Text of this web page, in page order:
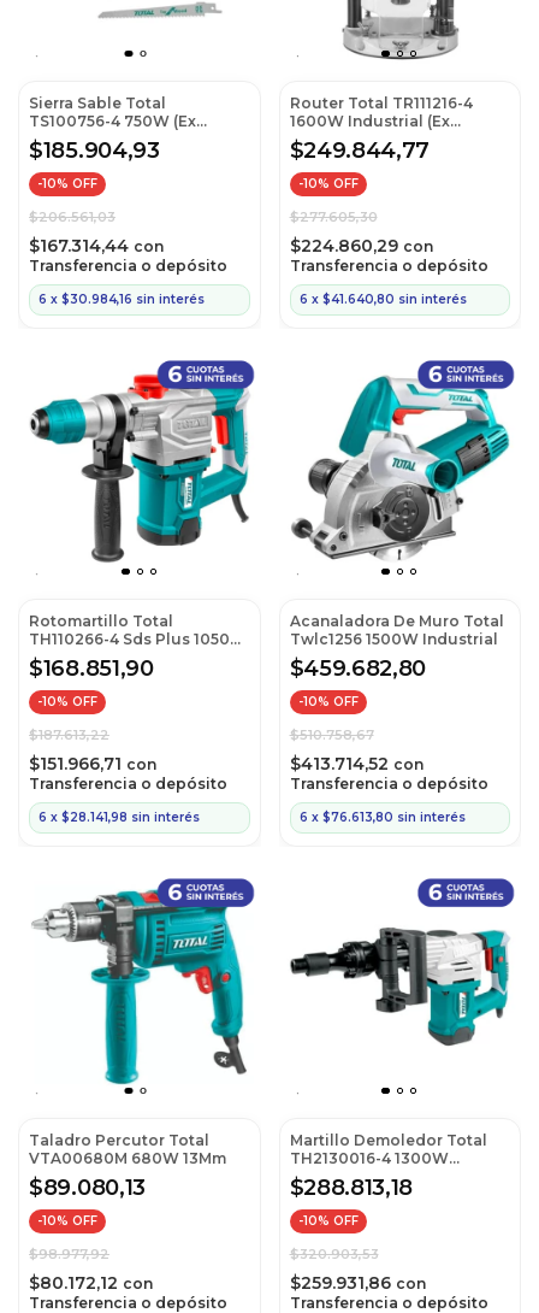
Sierra Sable Total
TS100756-4 750W (Ex
Ts100806)
$185.904,93
-10% OFF
$206.561,03
$167.314,44 con
Transferencia o depósito
6 x $30.984,16 sin interés
Router Total TR111216-4
1600W Industrial (Ex
Tr111216)
$249.844,77
-10% OFF
$277.605,30
$224.860,29 con
Transferencia o depósito
6 x $41.640,80 sin interés
Rotomartillo Total
TH110266-4 Sds Plus 1050W
Industrial
$168.851,90
-10% OFF
$187.613,22
$151.966,71 con
Transferencia o depósito
6 x $28.141,98 sin interés
Acanaladora De Muro Total
Twlc1256 1500W Industrial
$459.682,80
-10% OFF
$510.758,67
$413.714,52 con
Transferencia o depósito
6 x $76.613,80 sin interés
Taladro Percutor Total
VTA00680M 680W 13Mm
$89.080,13
-10% OFF
$98.977,92
$80.172,12 con
Transferencia o depósito
Martillo Demoledor Total
TH2130016-4 1300W
Industrial (Ex Th213006)
$288.813,18
-10% OFF
$320.903,53
$259.931,86 con
Transferencia o depósito